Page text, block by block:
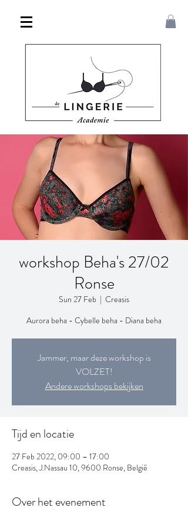
workshop Beha's 27/02
Ronse
Sun 27 Feb
  |
Creasis
Aurora beha - Cybelle beha - Diana beha
Jammer, maar deze workshop is
VOLZET!
Andere workshops bekijken
Tijd en locatie
27 Feb 2022, 09:00 – 17:00
Creasis, J.Nassau 10, 9600 Ronse, België
Over het evenement